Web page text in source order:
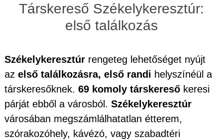
Társkereső Székelykeresztúr:
első találkozás
Székelykeresztúr rengeteg lehetőséget nyújt
az első találkozásra, első randi helyszínéül a
társkeresőknek. 69 komoly társkereső keresi
párját ebből a városból. Székelykeresztúr
városában megszámlálhatatlan étterem,
szórakozóhely, kávézó, vagy szabadtéri